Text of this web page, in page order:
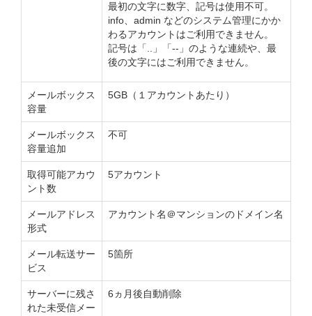
最初の文字に数字、記号は使用不可。
info、admin などのシステム管理にかか
わるアカウントはご利用できません。
記号は「..」「--」のような連続や、最
後の文字にはご利用できません。
メールボックス
容量
5GB（１アカウントあたり）
メールボックス
容量追加
不可
取得可能アカウ
ント数
5アカウント
メールアドレス
形式
アカウント名＠マンションのドメイン名
メール転送サー
ビス
5箇所
サーバーに残さ
れた未受信メー
6ヵ月後自動削除